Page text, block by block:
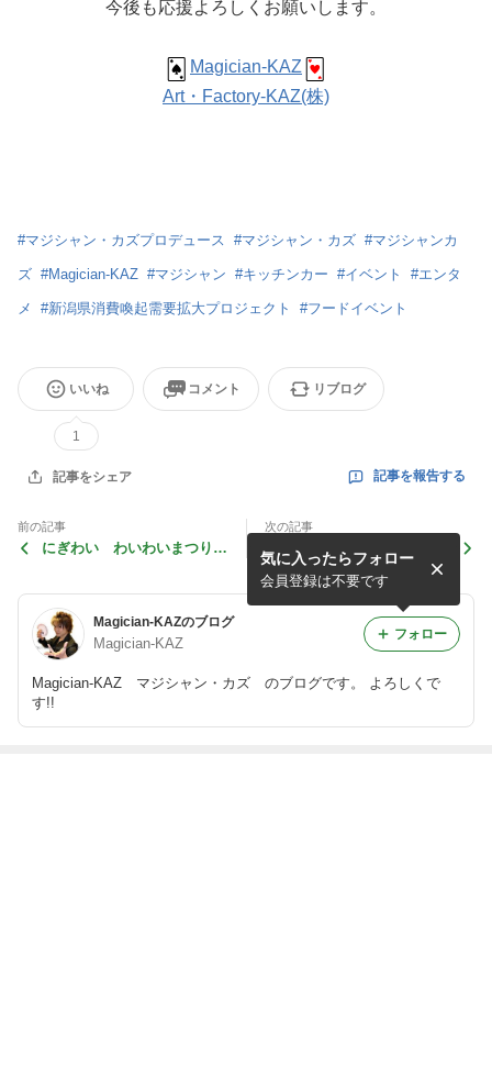
今後も応援よろしくお願いします。
Magician-KAZ
Art・Factory-KAZ(株)
#マジシャン・カズプロデュース #マジシャン・カズ #マジシャンカ
ズ #Magician-KAZ #マジシャン #キッチンカー #イベント #エンタ
メ #新潟県消費喚起需要拡大プロジェクト #フードイベント
いいね
1
コメント リブログ
記事をシェア 記事を報告する
前の記事
にぎわい わいわいまつり復
次の記事
第100回謙信公祭 イベント
Magician-KAZのブログ
Magician-KAZ
Magician-KAZ マジシャン・カズ のブログです。 よろしくで
す!!
気に入ったらフォロー
会員登録は不要です
フォロー